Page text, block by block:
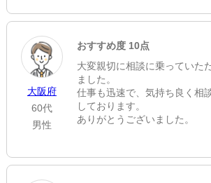
技師人材バンクに登録してよ
大阪府
60代
男性
おすすめ度 10点
大変親切に相談に乗っていた
ました。
仕事も迅速で、気持ち良く相
しております。
ありがとうございました。